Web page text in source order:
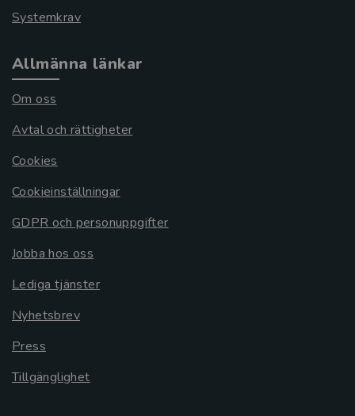
Systemkrav
Allmänna länkar
Om oss
Avtal och rättigheter
Cookies
Cookieinställningar
GDPR och personuppgifter
Jobba hos oss
Lediga tjänster
Nyhetsbrev
Press
Tillgänglighet